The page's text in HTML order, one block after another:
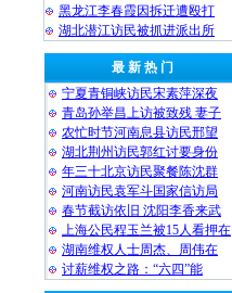
黑龙江李春霞因拆迁遭殴打
湖北潜江访民被抓进派出所
最 新 热 门
宁夏青铜峡访民宋素萍深夜
青岛孙举昌上访被致残 妻子
农忙时节河南息县访民邢望
湖北荆州访民郭红讨要身份
年三十北京访民聚餐陈沈群
河南访民袁军斗国家信访局
春节截访依旧 沈阳李香来武
上海公民程玉兰被15人看押在
湖南维权人士周杰、周伟在
讨薪维权之路：“六四”能